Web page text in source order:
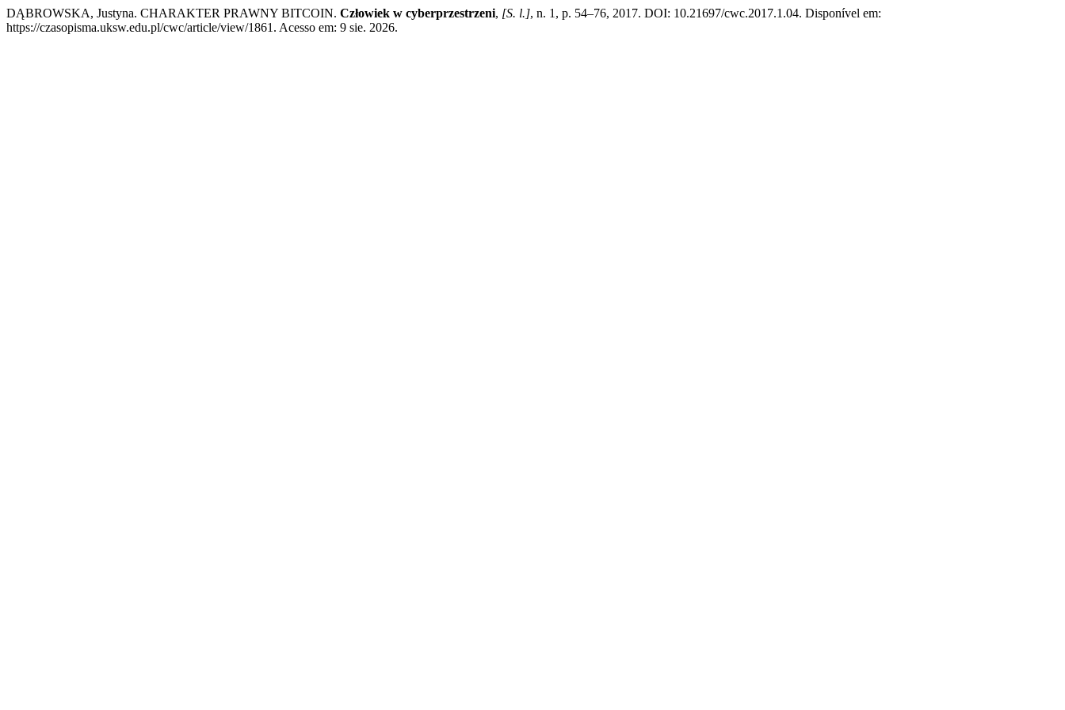
DĄBROWSKA, Justyna. CHARAKTER PRAWNY BITCOIN. Człowiek w cyberprzestrzeni, [S. l.], n. 1, p. 54–76, 2017. DOI: 10.21697/cwc.2017.1.04. Disponível em:
https://czasopisma.uksw.edu.pl/cwc/article/view/1861. Acesso em: 9 sie. 2026.